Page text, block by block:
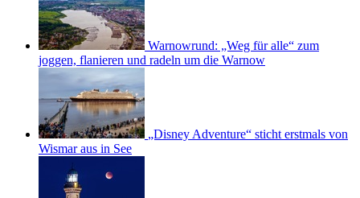
Warnowrund: „Weg für alle“ zum
joggen, flanieren und radeln um die Warnow
„Disney Adventure“ sticht erstmals von
Wismar aus in See